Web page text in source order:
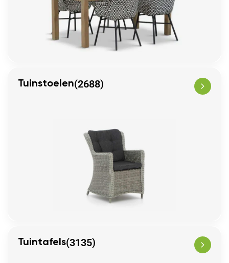
Tuinstoelen(2688)
Tuintafels(3135)